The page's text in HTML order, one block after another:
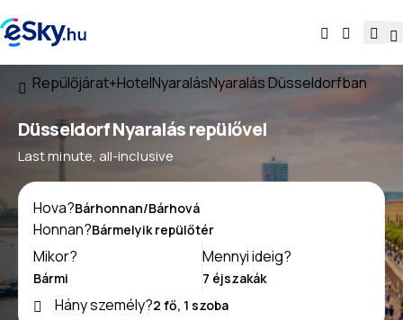
Repülőjárat+HotelNyaralásNyaralás Düsseldorfban
Düsseldorf Nyaralás repülővel
Last minute, all-inclusive
Hova?
Honnan?
Mikor?
Mennyi ideig?
Hány személy?